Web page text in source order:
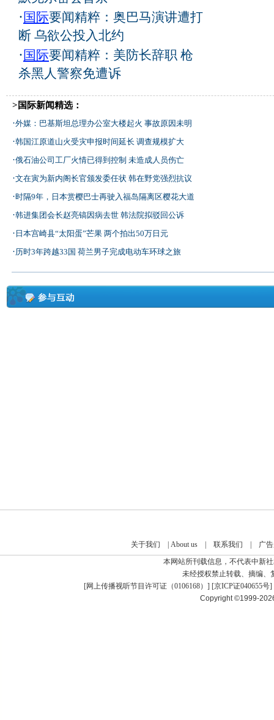
· 国际要闻精粹：奥巴马演讲遭打
断 乌欲公投入北约
· 国际要闻精粹：美防长辞职 枪
杀黑人警察免遭诉
>国际新闻精选：
·外媒：巴基斯坦总理办公室大楼起火 事故原因未明
·韩国江原道山火受灾申报时间延长 调查规模扩大
·俄石油公司工厂火情已得到控制 未造成人员伤亡
·文在寅为新内阁长官颁发委任状 韩在野党强烈抗议
·时隔9年，日本赏樱巴士再驶入福岛隔离区樱花大道
·韩进集团会长赵亮镐因病去世 韩法院拟驳回公诉
· 日本宫崎县“太阳蛋”芒果 两个拍出50万日元
·历时3年跨越33国 荷兰男子完成电动车环球之旅
关于我们 | About us| 联系我们 |
广
本网站所刊载信息，不代表中新
未经授权禁止转载、摘编、
[网上传播视听节目许可证（0106168） ] [京ICP证040655号]
Copyright ©1999-